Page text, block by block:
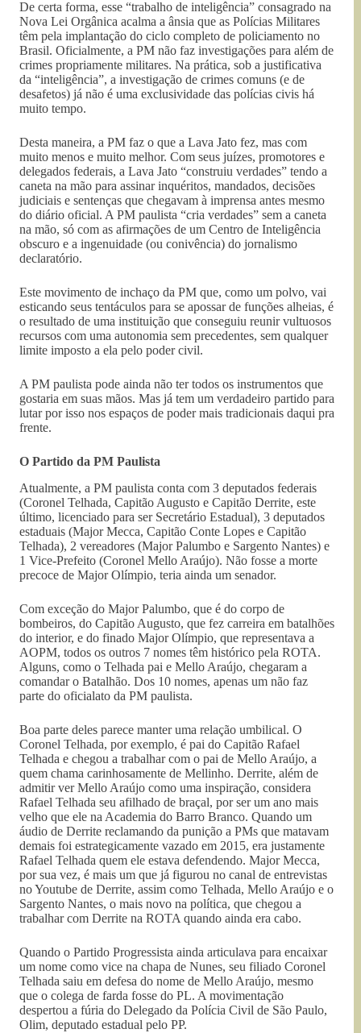
De certa forma, esse “trabalho de inteligência” consagrado na
Nova Lei Orgânica acalma a ânsia que as Polícias Militares
têm pela implantação do ciclo completo de policiamento no
Brasil. Oficialmente, a PM não faz investigações para além de
crimes propriamente militares. Na prática, sob a justificativa
da “inteligência”, a investigação de crimes comuns (e de
desafetos) já não é uma exclusividade das polícias civis há
muito tempo.
Desta maneira, a PM faz o que a Lava Jato fez, mas com
muito menos e muito melhor. Com seus juízes, promotores e
delegados federais, a Lava Jato “construiu verdades” tendo a
caneta na mão para assinar inquéritos, mandados, decisões
judiciais e sentenças que chegavam à imprensa antes mesmo
do diário oficial. A PM paulista “cria verdades” sem a caneta
na mão, só com as afirmações de um Centro de Inteligência
obscuro e a ingenuidade (ou conivência) do jornalismo
declaratório.
Este movimento de inchaço da PM que, como um polvo, vai
esticando seus tentáculos para se apossar de funções alheias, é
o resultado de uma instituição que conseguiu reunir vultuosos
recursos com uma autonomia sem precedentes, sem qualquer
limite imposto a ela pelo poder civil.
A PM paulista pode ainda não ter todos os instrumentos que
gostaria em suas mãos. Mas já tem um verdadeiro partido para
lutar por isso nos espaços de poder mais tradicionais daqui pra
frente.
O Partido da PM Paulista
Atualmente, a PM paulista conta com 3 deputados federais
(Coronel Telhada, Capitão Augusto e Capitão Derrite, este
último, licenciado para ser Secretário Estadual), 3 deputados
estaduais (Major Mecca, Capitão Conte Lopes e Capitão
Telhada), 2 vereadores (Major Palumbo e Sargento Nantes) e
1 Vice-Prefeito (Coronel Mello Araújo). Não fosse a morte
precoce de Major Olímpio, teria ainda um senador.
Com exceção do Major Palumbo, que é do corpo de
bombeiros, do Capitão Augusto, que fez carreira em batalhões
do interior, e do finado Major Olímpio, que representava a
AOPM, todos os outros 7 nomes têm histórico pela ROTA.
Alguns, como o Telhada pai e Mello Araújo, chegaram a
comandar o Batalhão. Dos 10 nomes, apenas um não faz
parte do oficialato da PM paulista.
Boa parte deles parece manter uma relação umbilical. O
Coronel Telhada, por exemplo, é pai do Capitão Rafael
Telhada e chegou a trabalhar com o pai de Mello Araújo, a
quem chama carinhosamente de Mellinho. Derrite, além de
admitir ver Mello Araújo como uma inspiração, considera
Rafael Telhada seu afilhado de braçal, por ser um ano mais
velho que ele na Academia do Barro Branco. Quando um
áudio de Derrite reclamando da punição a PMs que matavam
demais foi estrategicamente vazado em 2015, era justamente
Rafael Telhada quem ele estava defendendo. Major Mecca,
por sua vez, é mais um que já figurou no canal de entrevistas
no Youtube de Derrite, assim como Telhada, Mello Araújo e o
Sargento Nantes, o mais novo na política, que chegou a
trabalhar com Derrite na ROTA quando ainda era cabo.
Quando o Partido Progressista ainda articulava para encaixar
um nome como vice na chapa de Nunes, seu filiado Coronel
Telhada saiu em defesa do nome de Mello Araújo, mesmo
que o colega de farda fosse do PL. A movimentação
despertou a fúria do Delegado da Polícia Civil de São Paulo,
Olim, deputado estadual pelo PP.